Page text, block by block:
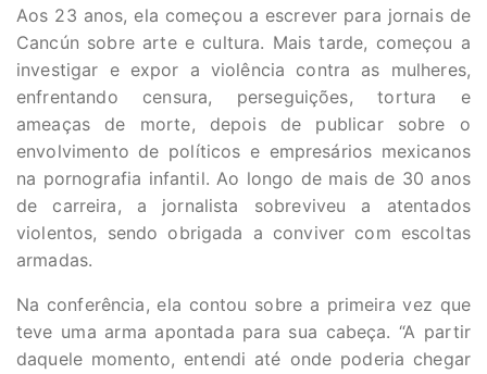
Aos 23 anos, ela começou a escrever para jornais de
Cancún sobre arte e cultura. Mais tarde, começou a
investigar e expor a violência contra as mulheres,
enfrentando censura, perseguições, tortura e
ameaças de morte, depois de publicar sobre o
envolvimento de políticos e empresários mexicanos
na pornografia infantil. Ao longo de mais de 30 anos
de carreira, a jornalista sobreviveu a atentados
violentos, sendo obrigada a conviver com escoltas
armadas.
Na conferência, ela contou sobre a primeira vez que
teve uma arma apontada para sua cabeça. “A partir
daquele momento, entendi até onde poderia chegar